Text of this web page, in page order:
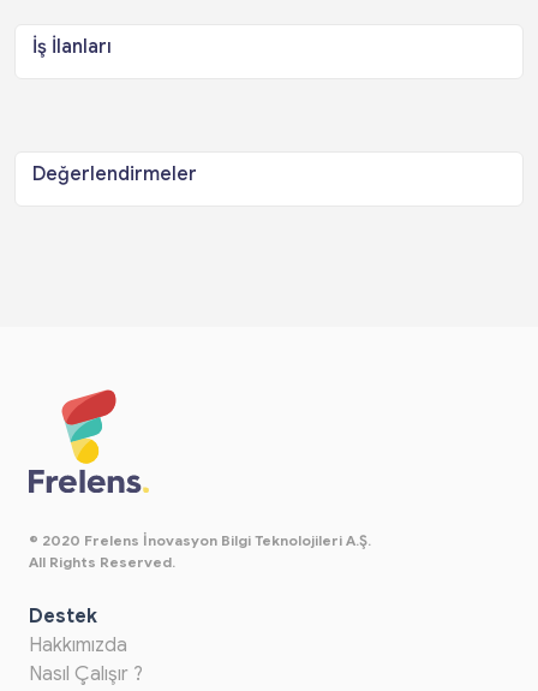
İş İlanları
Değerlendirmeler
© 2020 Frelens İnovasyon Bilgi Teknolojileri A.Ş.
All Rights Reserved.
Destek
Hakkımızda
Nasıl Çalışır ?